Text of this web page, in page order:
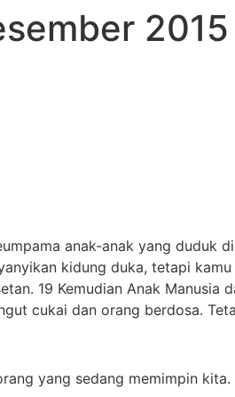
2015
anak-anak yang duduk
kidung duka, tetapi
19 Kemudian Anak Manusia
cukai dan orang berdosa.
yang sedang memimpin